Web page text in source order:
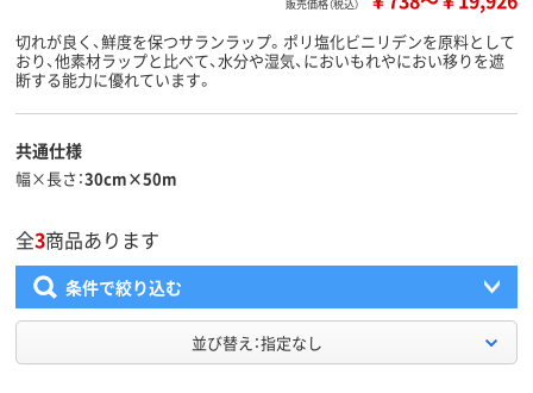
販売価格（税込）
切れが良く、鮮度を保つサランラップ。ポリ塩化ビニリデンを原料として
おり、他素材ラップと比べて、水分や湿気、においもれやにおい移りを遮
断する能力に優れています。
共通仕様
幅×長さ 30cm×50m
全3商品あります
条件で絞り込む
並び替え：指定なし